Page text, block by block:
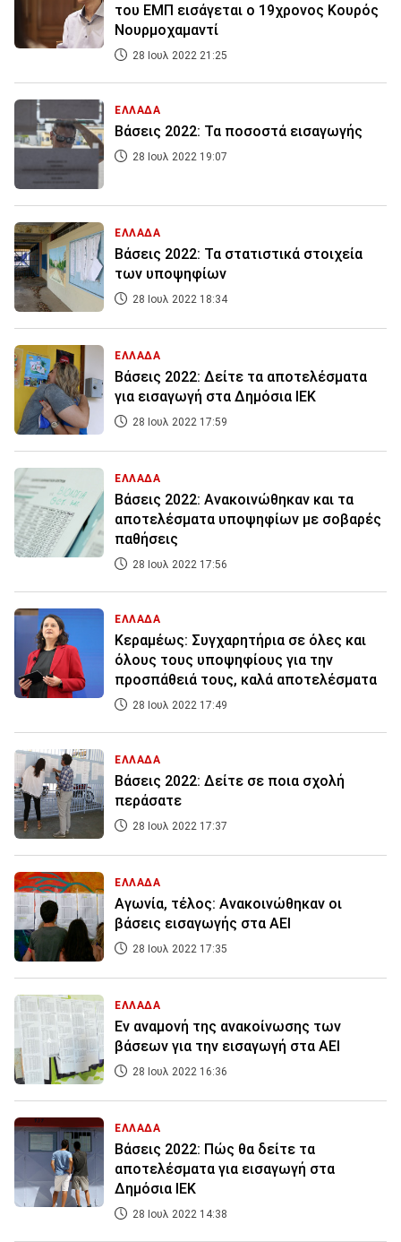
του ΕΜΠ εισάγεται ο 19χρονος Κουρός
Νουρμοχαμαντί
28 Ιουλ 2022 21:25
ΕΛΛΑΔΑ
Βάσεις 2022: Τα ποσοστά εισαγωγής
28 Ιουλ 2022 19:07
ΕΛΛΑΔΑ
Βάσεις 2022: Τα στατιστικά στοιχεία
των υποψηφίων
28 Ιουλ 2022 18:34
ΕΛΛΑΔΑ
Βάσεις 2022: Δείτε τα αποτελέσματα
για εισαγωγή στα Δημόσια ΙΕΚ
28 Ιουλ 2022 17:59
ΕΛΛΑΔΑ
Βάσεις 2022: Ανακοινώθηκαν και τα
αποτελέσματα υποψηφίων με σοβαρές
παθήσεις
28 Ιουλ 2022 17:56
ΕΛΛΑΔΑ
Κεραμέως: Συγχαρητήρια σε όλες και
όλους τους υποψηφίους για την
προσπάθειά τους, καλά αποτελέσματα
28 Ιουλ 2022 17:49
ΕΛΛΑΔΑ
Βάσεις 2022: Δείτε σε ποια σχολή
περάσατε
28 Ιουλ 2022 17:37
ΕΛΛΑΔΑ
Αγωνία, τέλος: Ανακοινώθηκαν οι
βάσεις εισαγωγής στα ΑΕΙ
28 Ιουλ 2022 17:35
ΕΛΛΑΔΑ
Εν αναμονή της ανακοίνωσης των
βάσεων για την εισαγωγή στα ΑΕΙ
28 Ιουλ 2022 16:36
ΕΛΛΑΔΑ
Βάσεις 2022: Πώς θα δείτε τα
αποτελέσματα για εισαγωγή στα
Δημόσια ΙΕΚ
28 Ιουλ 2022 14:38